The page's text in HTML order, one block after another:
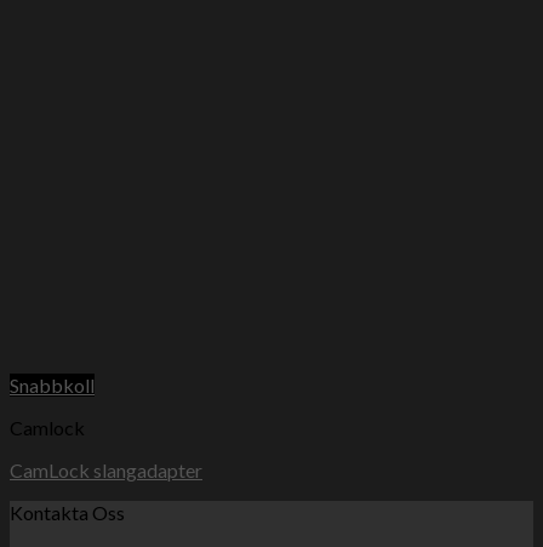
Snabbkoll
Camlock
CamLock slangadapter
Kontakta Oss